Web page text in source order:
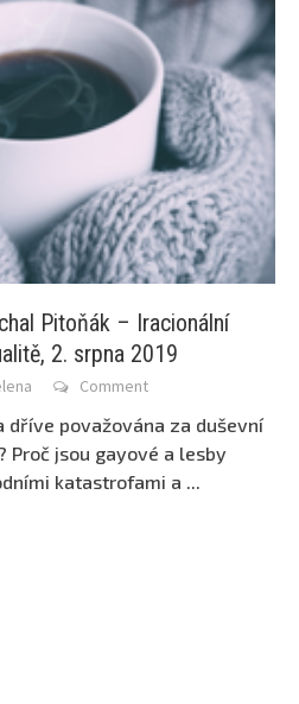
Pitoňák – Iracionální
2. srpna 2019
Comment
dříve považována za duševní
Proč jsou gayové a lesby
katastrofami a ...